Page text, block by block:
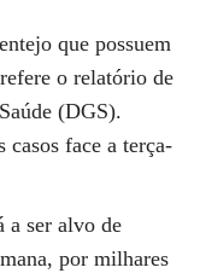
que possuem
o relatório de
(DGS).
casos face a terça-
a ser alvo de
por milhares